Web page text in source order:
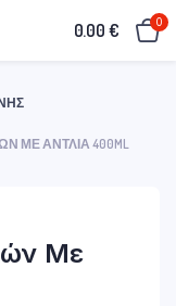
0.00€ 0
ΜΕ ΑΝΤΛΊΑ 400ML
Με